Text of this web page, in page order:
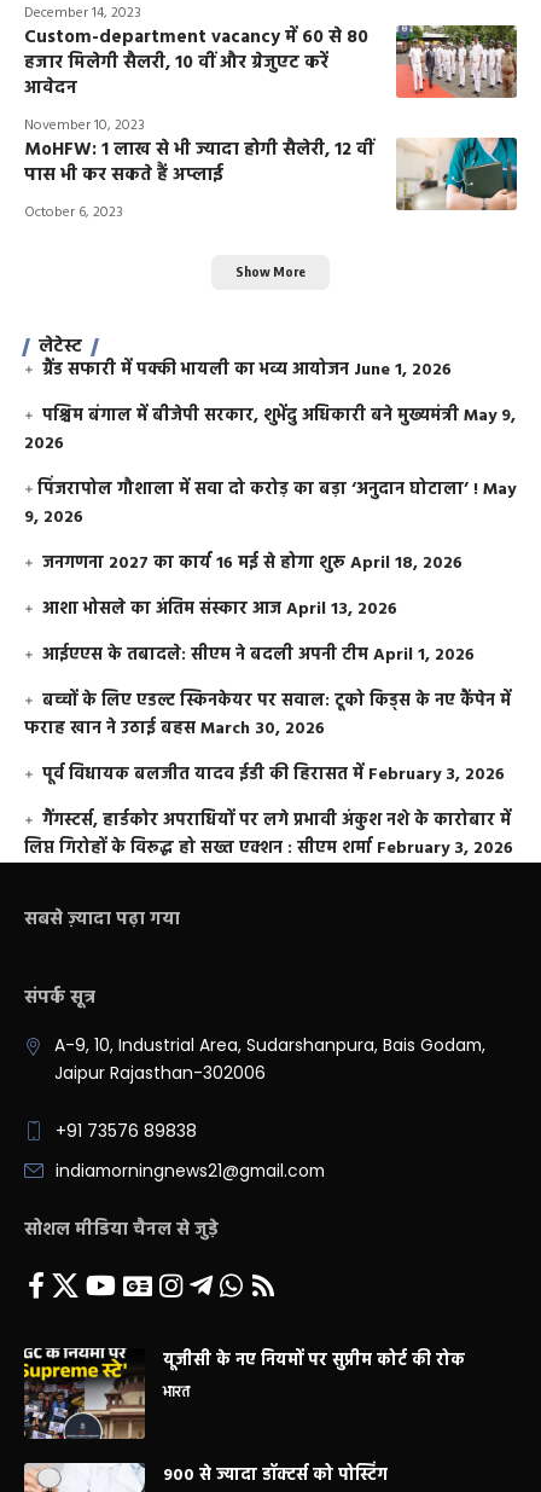
December 14, 2023
Custom-department vacancy में ​60 से 80
हजार मिलेगी सैलरी, 10 वीं और ग्रेजुएट करें
आवेदन
November 10, 2023
MoHFW: 1 लाख से भी ज्यादा होगी सैलेरी, 12 वीं
पास भी कर सकते हैं अप्लाई
October 6, 2023
Show More
लेटेस्ट
ग्रैंड सफारी में पक्की भायली का भव्य आयोजन June 1, 2026
पश्चिम बंगाल में बीजेपी सरकार, शुभेंदु अधिकारी बने मुख्यमंत्रीMay 9,
2026
​पिंजरापोल गौशाला में सवा दो करोड़ का बड़ा ‘अनुदान घोटाला’ !May
9, 2026
जनगणना 2027 का कार्य 16 मई से होगा शुरूApril 18, 2026
आशा भोसले का अंतिम संस्कार आजApril 13, 2026
आईएएस के तबादले: सीएम ने बदली अपनी टीमApril 1, 2026
बच्चों के लिए एडल्ट स्किनकेयर पर सवाल: टूको किड्स के नए कैंपेन में
फराह खान ने उठाई बहसMarch 30, 2026
पूर्व विधायक बलजीत यादव ईडी की हिरासत में February 3, 2026
गैंगस्टर्स, हार्डकोर अपराधियों पर लगे प्रभावी अंकुश नशे के कारोबार में
लिप्त गिरोहों के विरूद्ध हो सख्त एक्शन : सीएम शर्मा February 3, 2026
सबसे ज़्यादा पढ़ा गया
संपर्क सूत्र
A-9, 10, Industrial Area, Sudarshanpura, Bais Godam,
Jaipur Rajasthan-302006
+91 73576 89838
indiamorningnews21@gmail.com
सोशल मीडिया चैनल से जुड़े
यूजीसी के नए नियमों पर सुप्रीम कोर्ट की रोक
भारत
900 से ज्यादा डॉक्टर्स को पोस्टिंग